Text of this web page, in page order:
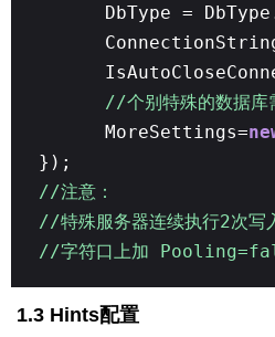
DbType =
//个别特殊的数据
MoreSettings=
});
//注意：
//特殊服务器连续执行2次写
//字符口上加
1.3 Hints配置